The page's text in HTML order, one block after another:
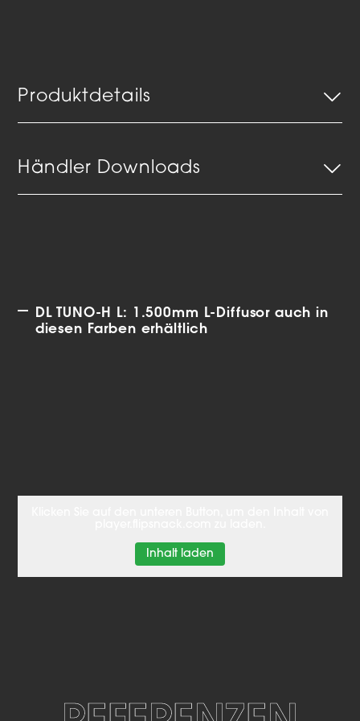
Produktdetails
Händler Downloads
DL TUNO-H L: 1.500mm L-Diffusor auch in
diesen Farben erhältlich
Inhalt laden